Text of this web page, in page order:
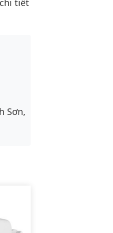
tiết
Sơn,